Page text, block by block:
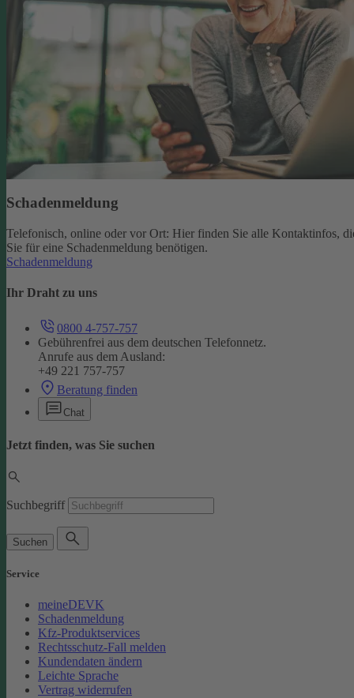
Schadenmeldung
Telefonisch, online oder vor Ort: Hier finden Sie alle Kontaktinfos,
Sie für eine Schadenmeldung benötigen.
Schadenmeldung
Ihr Draht zu uns
0800 4-757-757
Gebührenfrei aus dem deutschen Telefonnetz.
Anrufe aus dem Ausland:
+49 221 757-757
Beratung finden
Chat
Jetzt finden, was Sie suchen
Suchbegriff
Suchen
Service
meineDEVK
Schadenmeldung
Kfz-Produktservices
Rechtsschutz-Fall melden
Kundendaten ändern
Leichte Sprache
Vertrag widerrufen